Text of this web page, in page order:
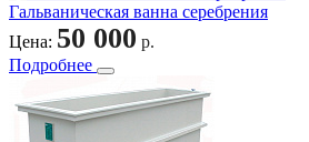
Гальваническая ванна серебрения
Цена: 50 000 р.
Подробнее